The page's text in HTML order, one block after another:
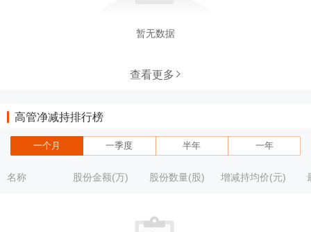
暂无数据
查看更多
高管净减持排行榜
一个月 一季度 半年 一年
名称 股份金额(万) 股份数量(股) 增减持均价(元)